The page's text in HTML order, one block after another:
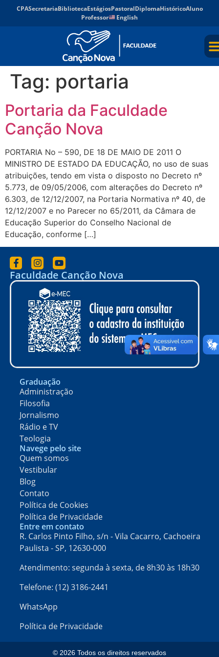
CPASecretariaBibliotecaEstágiosPastoralDiplomaHistóricoAluno
Professor
English
Tag: portaria
Portaria da Faculdade
Canção Nova
PORTARIA No – 590, DE 18 DE MAIO DE 2011 O
MINISTRO DE ESTADO DA EDUCAÇÃO, no uso de suas
atribuições, tendo em vista o disposto no Decreto nº
5.773, de 09/05/2006, com alterações do Decreto nº
6.303, de 12/12/2007, na Portaria Normativa nº 40, de
12/12/2007 e no Parecer no 65/2011, da Câmara de
Educação Superior do Conselho Nacional de
Educação, conforme […]
Faculdade Canção Nova
Graduação
Administração
Filosofia
Jornalismo
Rádio e TV
Teologia
Navege pelo site
Quem somos
Vestibular
Blog
Contato
Política de Cookies
Política de Privacidade
Entre em contato
R. Carlos Pinto Filho, s/n - Vila Cacarro, Cachoeira
Paulista - SP, 12630-000​
Atendimento: segunda à sexta, de 8h30 às 18h30
Telefone: (12) 3186-2441
WhatsApp
Política de Privacidade
© 2026 Todos os direitos reservados